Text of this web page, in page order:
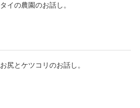
タイの農園のお話し。
お尻とケツコリのお話し。